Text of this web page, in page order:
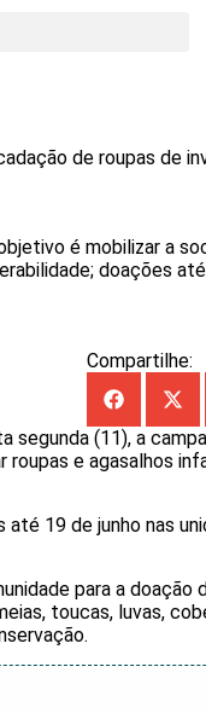
de roupas de
é mobilizar a
doações
Compartilhe:
segunda (11), a
roupas e agasalhos
19 de junho nas
para a
toucas, luvas,